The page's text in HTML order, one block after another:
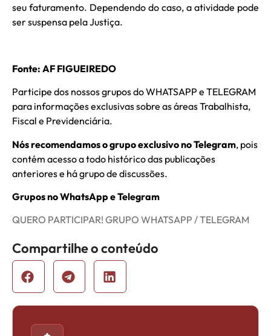
seu faturamento. Dependendo do caso, a atividade pode
ser suspensa pela Justiça.
Fonte: AF FIGUEIREDO
Participe dos nossos grupos do WHATSAPP e TELEGRAM
para informações exclusivas sobre as áreas Trabalhista,
Fiscal e Previdenciária.
Nós recomendamos o grupo exclusivo no Telegram, pois
contém acesso a todo histórico das publicações
anteriores e há grupo de discussões.
Grupos no WhatsApp e Telegram
QUERO PARTICIPAR! GRUPO WHATSAPP / TELEGRAM
Compartilhe o conteúdo